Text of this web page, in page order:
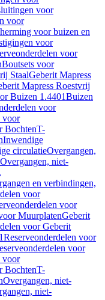
voor
voor
voor buizen en
voor
voor
Boutsets voor
StaalGeberit Mapress
Mapress Roestvrij
Buizen 1.4401Buizen
voor
voor
BochtenT-
Inwendige
circulatieOvergangen,
niet-
en verbindingen,
voor
voor
MuurplatenGeberit
voor Geberit
Reserveonderdelen voor
voor
voor
BochtenT-
Overgangen, niet-
niet-